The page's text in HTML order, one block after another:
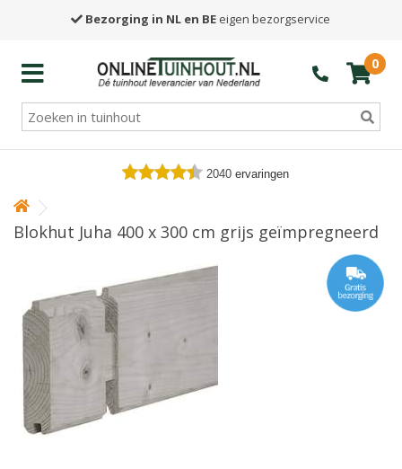
Bezorging in NL en BE eigen bezorgservice
0
2040 ervaringen
Blokhut Juha 400 x 300 cm grijs geïmpregneerd